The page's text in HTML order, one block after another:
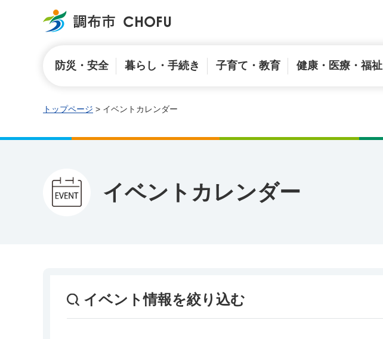
調布市
防災・安全 暮らし・手続き 子育て・教育 健康・医療・福祉
トップページ > イベントカレンダー
イベントカレンダー
イベント情報を絞り込む